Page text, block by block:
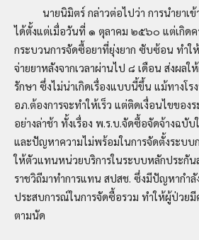
นายนิมิตร์ กล่าวต่อไปว่า การนำยาเข้า
ได้ตั้งแต่เมื่อวันที่ ๑ ตุลาคม ๒๕๖๐ แต่เกิดค
กระบวนการจัดซื้อยาที่ยุ่งยาก ซับซ้อน ทำให้
จ่ายยาหลังจากเวลาผ่านไป ๘ เดือน ส่งผลใ
รักษา ซึ่งไม่น่าเกิดเรื่องแบบนี้ขึ้น แม้ทางโร
อภ.ต้องการจะทำให้เร็ว แต่ติดเงื่อนไขของ
อย่างล่าช้า ทั้งเรื่อง พ.ร.บ.จัดซื้อจัดจ้างฉ
และปัญหาความไม่พร้อมในการจัดตั้งระบบ
ให้ตัวแทนหน่วยบริการในระบบหลักประกัน
ราชวิถีมาทำการแทน สปสช. ซึ่งมีปัญหากำ
ประสบการณ์ในการจัดซื้อรวม ทำให้ผู้ป่วยมี
ตามนัด